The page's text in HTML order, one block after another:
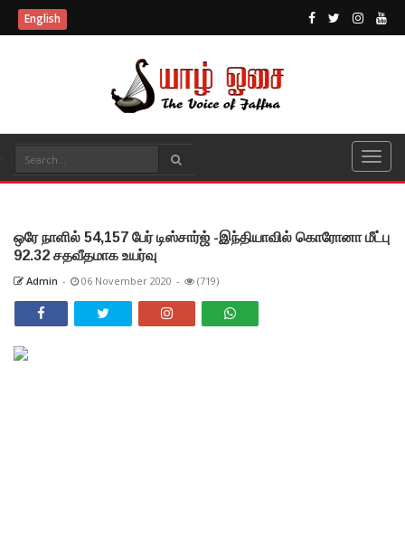
English
ஒரே நாளில் 54,157 பேர் டிஸ்சார்ஜ் -இந்தியாவில் கொரோனா மீட்பு
92.32 சதவீதமாக உயர்வு
Admin - 06 November 2020 - (719)